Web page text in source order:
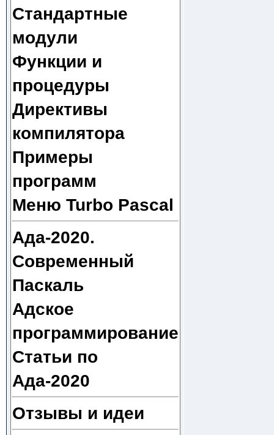
Стандартные
модули
Функции и
процедуры
Директивы
компилятора
Примеры
программ
Меню Turbo Pascal
Ада-2020.
Современный
Паскаль
Адское
программирование
Статьи по
Ада-2020
Отзывы и идеи